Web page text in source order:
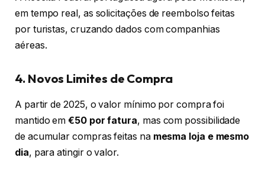
em tempo real, as solicitações de reembolso feitas
por turistas, cruzando dados com companhias
aéreas.
4. Novos Limites de Compra
A partir de 2025, o valor mínimo por compra foi
mantido em€50 por fatura, mas com possibilidade
de acumular compras feitas na mesma loja e mesmo
dia, para atingir o valor.